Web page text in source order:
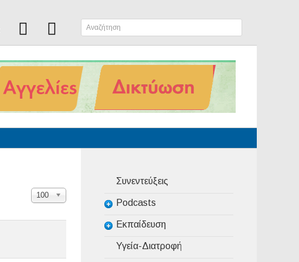
100
Συνεντεύξεις
Podcasts
Εκπαίδευση
Υγεία-Διατροφή